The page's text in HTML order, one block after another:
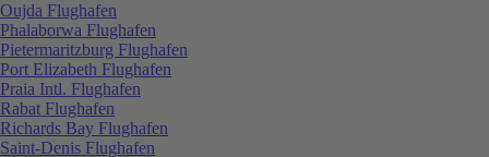
Oujda Flughafen
Phalaborwa Flughafen
Pietermaritzburg Flughafen
Port Elizabeth Flughafen
Praia Intl. Flughafen
Rabat Flughafen
Richards Bay Flughafen
Saint-Denis Flughafen